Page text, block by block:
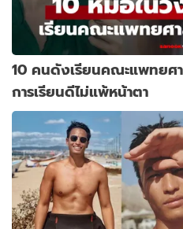
10 คนดังเรียนคณะแพทยศ
การเรียนดีไม่แพ้หน้าตา